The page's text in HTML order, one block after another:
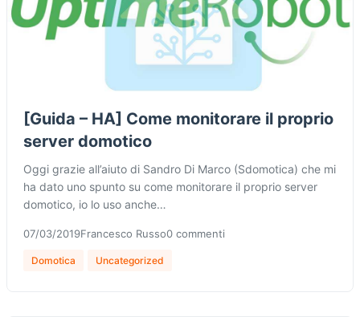
[Guida – HA] Come monitorare il proprio
server domotico
Oggi grazie all’aiuto di Sandro Di Marco (Sdomotica) che mi
ha dato uno spunto su come monitorare il proprio server
domotico, io lo uso anche…
07/03/2019Francesco Russo0 commenti
Domotica Uncategorized